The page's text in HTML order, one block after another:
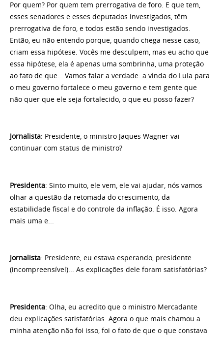
Por quem? Por quem tem prerrogativa de foro. E que tem,
esses senadores e esses deputados investigados, têm
prerrogativa de foro, e todos estão sendo investigados.
Então, eu não entendo porque, quando chega nesse caso,
criam essa hipótese. Vocês me desculpem, mas eu acho que
essa hipótese, ela é apenas uma sombrinha, uma proteção
ao fato de que… Vamos falar a verdade: a vinda do Lula para
o meu governo fortalece o meu governo e tem gente que
não quer que ele seja fortalecido, o que eu posso fazer?
Jornalista: Presidente, o ministro Jaques Wagner vai
continuar com status de ministro?
Presidenta: Sinto muito, ele vem, ele vai ajudar, nós vamos
olhar a questão da retomada do crescimento, da
estabilidade fiscal e do controle da inflação. É isso. Agora
mais uma e...
Jornalista: Presidente, eu estava esperando, presidente…
(incompreensível)... As explicações dele foram satisfatórias?
Presidenta: Olha, eu acredito que o ministro Mercadante
deu explicações satisfatórias. Agora o que mais chamou a
minha atenção não foi isso, foi o fato de que o que constava